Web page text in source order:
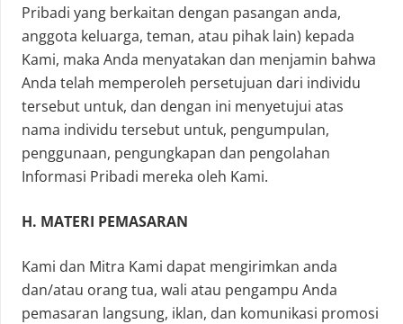
Pribadi yang berkaitan dengan pasangan anda,
anggota keluarga, teman, atau pihak lain) kepada
Kami, maka Anda menyatakan dan menjamin bahwa
Anda telah memperoleh persetujuan dari individu
tersebut untuk, dan dengan ini menyetujui atas
nama individu tersebut untuk, pengumpulan,
penggunaan, pengungkapan dan pengolahan
Informasi Pribadi mereka oleh Kami.
H. MATERI PEMASARAN
Kami dan Mitra Kami dapat mengirimkan anda
dan/atau orang tua, wali atau pengampu Anda
pemasaran langsung, iklan, dan komunikasi promosi